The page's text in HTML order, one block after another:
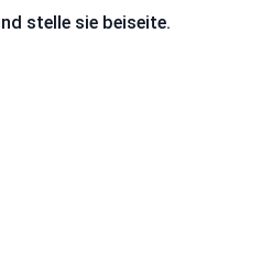
stelle sie beiseite.